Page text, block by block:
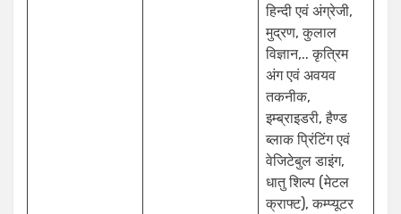
हिन्दी एवं अंग्रेजी,
मुद्रण, कुलाल
विज्ञान,.. कृत्रिम
अंग एवं अवयव
तकनीक,
इम्ब्राइडरी, हैण्ड
ब्लाक प्रिंटिंग एवं
वेजिटेबुल डाइंग,
धातु शिल्प (मेटल
क्राफ्ट), कम्प्यूटर